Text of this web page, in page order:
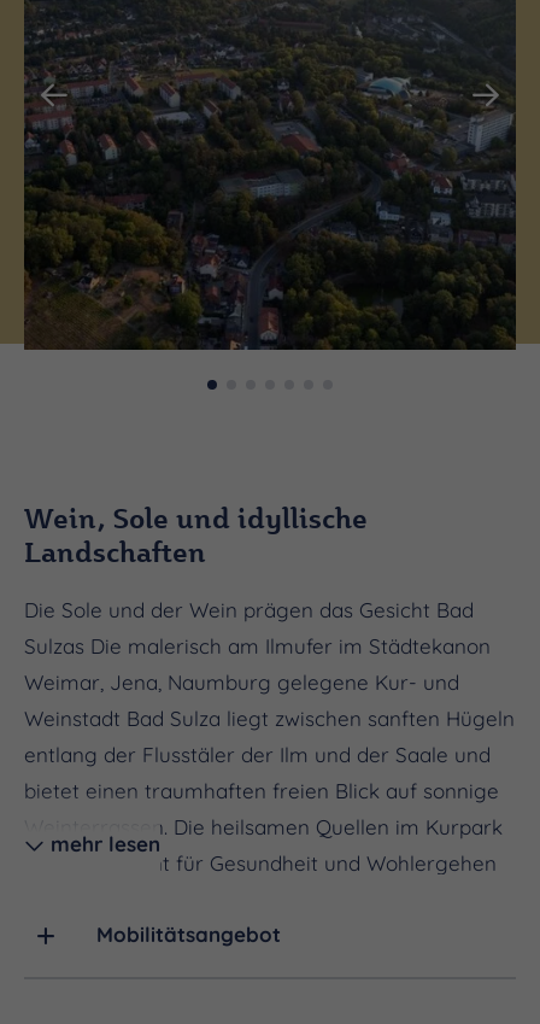
Wein, Sole und idyllische
Landschaften
Die Sole und der Wein prägen das Gesicht Bad
Sulzas Die malerisch am Ilmufer im Städtekanon
Weimar, Jena, Naumburg gelegene Kur- und
Weinstadt Bad Sulza liegt zwischen sanften Hügeln
entlang der Flusstäler der Ilm und der Saale und
bietet einen traumhaften freien Blick auf sonnige
Weinterrassen. Die heilsamen Quellen im Kurpark
sind ein Garant für Gesundheit und Wohlergehen
ihren Urlaub genießen. Auch der Ilmtal-Radweg
mehr lesen
Mobilitätsangebot